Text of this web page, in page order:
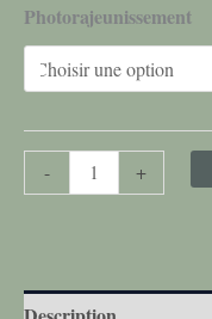
Photorajeunissement
- +